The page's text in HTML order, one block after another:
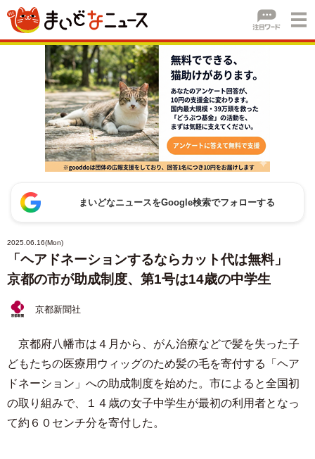
まいどなニュースをGoogle検索でフォローする
2025.06.16(Mon)
「ヘアドネーションするならカット代は無料」
京都の市が助成制度、第1号は14歳の中学生
京都新聞社
京都府八幡市は４月から、がん治療などで髪を失った子
どもたちの医療用ウィッグのため髪の毛を寄付する「ヘア
ドネーション」への助成制度を始めた。市によると全国初
の取り組みで、１４歳の女子中学生が最初の利用者となっ
て約６０センチ分を寄付した。